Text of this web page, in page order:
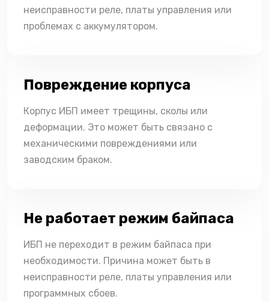
неисправности реле, платы управления или
проблемах с аккумулятором.
Повреждение корпуса
Корпус ИБП имеет трещины, сколы или
деформации. Это может быть связано с
механическими повреждениями или
заводским браком.
Не работает режим байпаса
ИБП не переходит в режим байпаса при
необходимости. Причина может быть в
неисправности реле, платы управления или
программных сбоев.